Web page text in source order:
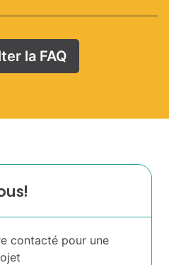
la FAQ
contacté pour une